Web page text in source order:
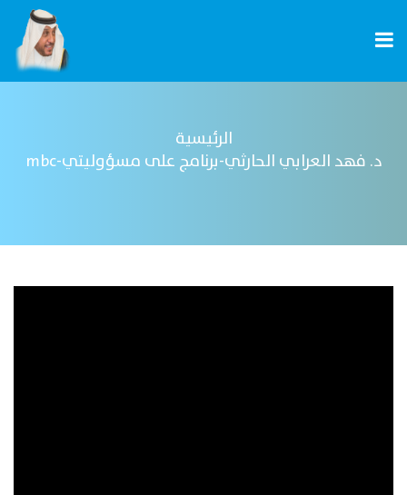
الرئيسية
د. فهد العرابي الحارثي-برنامج على مسؤوليتي-mbc